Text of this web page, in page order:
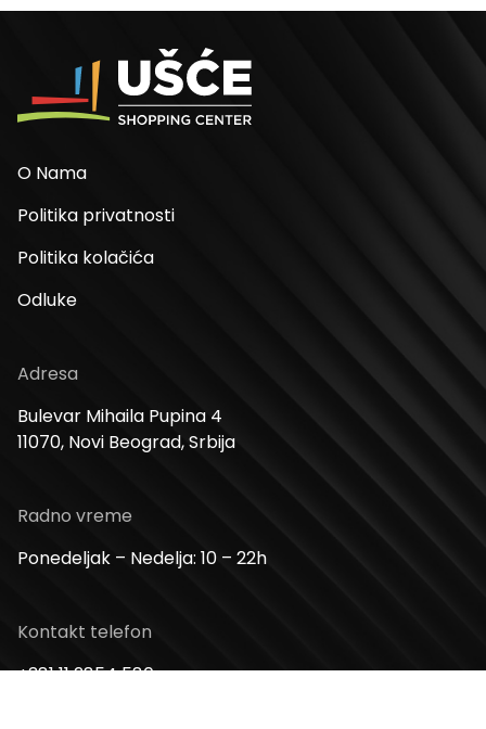
O Nama
Politika privatnosti
Politika kolačića
Odluke
Adresa
Bulevar Mihaila Pupina 4
11070, Novi Beograd, Srbija
Radno vreme
Ponedeljak – Nedelja: 10 – 22h
Kontakt telefon
+381 11 2854 580